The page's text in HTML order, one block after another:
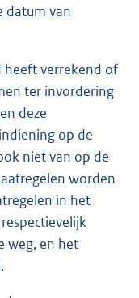
datum van
heeft verrekend of
ter invordering
deze
op de
niet van op de
worden
in het
weg, en het